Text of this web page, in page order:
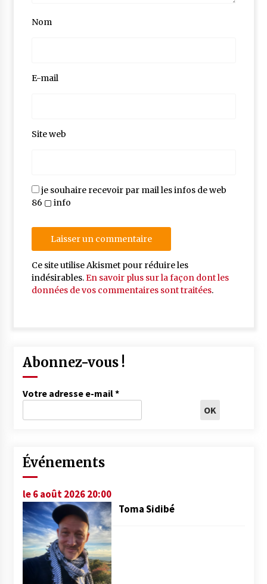
Nom
E-mail
Site web
je souhaire recevoir par mail les infos de web
86 ▢ info
Ce site utilise Akismet pour réduire les
indésirables.En savoir plus sur la façon dont les
données de vos commentaires sont traitées.
Abonnez-vous !
Votre adresse e-mail*
Événements
le 6 août 2026 20:00
Toma Sidibé